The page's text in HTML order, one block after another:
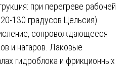
при перегреве рабочей
130 градусов Цельсия)
сопровождающееся
и нагаров. Лаковые
гидроблока и фрикционных